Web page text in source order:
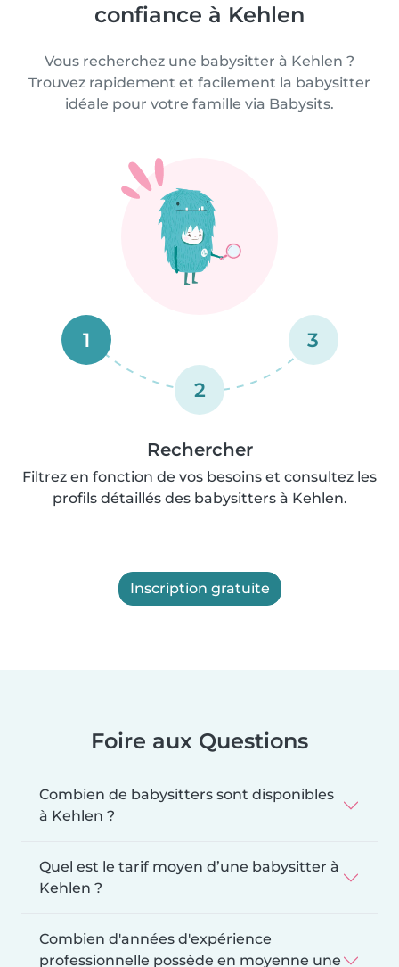
confiance à Kehlen
Vous recherchez une babysitter à Kehlen ?
Trouvez rapidement et facilement la babysitter
idéale pour votre famille via Babysits.
1
2
3
Rechercher
Filtrez en fonction de vos besoins et consultez les
profils détaillés des babysitters à Kehlen.
Inscription gratuite
Foire aux Questions
Combien de babysitters sont disponibles
à Kehlen ?
Quel est le tarif moyen d’une babysitter à
Kehlen ?
Combien d'années d'expérience
professionnelle possède en moyenne une